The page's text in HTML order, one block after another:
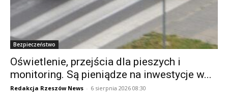
Bezpieczeństwo
Oświetlenie, przejścia dla pieszych i
monitoring. Są pieniądze na inwestycje w...
Redakcja Rzeszów News - 6 sierpnia 2026 08:30